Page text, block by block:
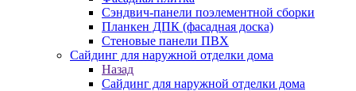
Сэндвич-панели поэлементной сборки
Планкен ДПК (фасадная доска)
Стеновые панели ПВХ
Сайдинг для наружной отделки дома
Назад
Сайдинг для наружной отделки дома